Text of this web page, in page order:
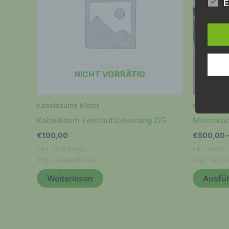
NICHT VORRÄTIG
Kabelbäume Motor
Kabelbaum Leerlaufsteuerung DG
€100,00
Versandkosten
Weiterlesen
€500,00
Die
dies